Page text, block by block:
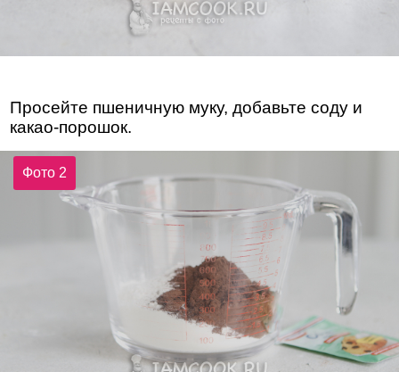
Просейте пшеничную муку, добавьте соду и
какао-порошок.
Фото 2